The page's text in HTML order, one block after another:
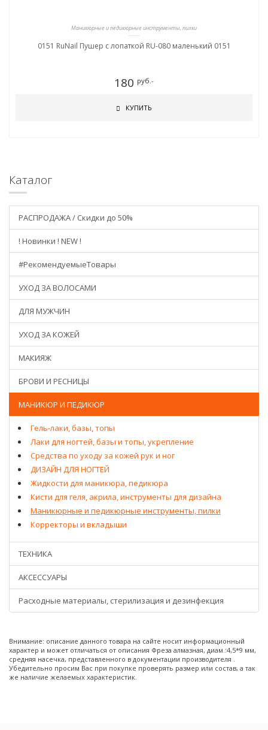
Маникюрные и педикюрные инструменты, пилки
0151 RuNail Пушер с лопаткой RU-080 маленький 0151
180 руб.-
КУПИТЬ
Каталог
РАСПРОДАЖА / Скидки до 50%
! Новинки ! NEW !
#РекомендуемыеТовары
УХОД ЗА ВОЛОСАМИ
ДЛЯ МУЖЧИН
УХОД ЗА КОЖЕЙ
МАКИЯЖ
БРОВИ И РЕСНИЦЫ
МАНИКЮР И ПЕДИКЮР
Гель-лаки, базы, топы
Лаки для ногтей, базы и топы, укрепление
Средства по уходу за кожей рук и ног
ДИЗАЙН ДЛЯ НОГТЕЙ
Жидкости для маникюра, педикюра
Кисти для геля, акрила, инструменты для дизайна
Маникюрные и педикюрные инструменты, пилки
Корректоры и вкладыши
ТЕХНИКА
АКСЕССУАРЫ
Расходные материалы, стерилизация и дезинфекция
Внимание: описание данного товара на сайте носит информационный
характер и может отличаться от описания Фреза алмазная, диам.:4,5*9 мм,
средняя насечка, представленного в документации производителя .
Убедительно просим Вас при покупке проверять размер или состав, а так
же наличие желаемых характеристик.